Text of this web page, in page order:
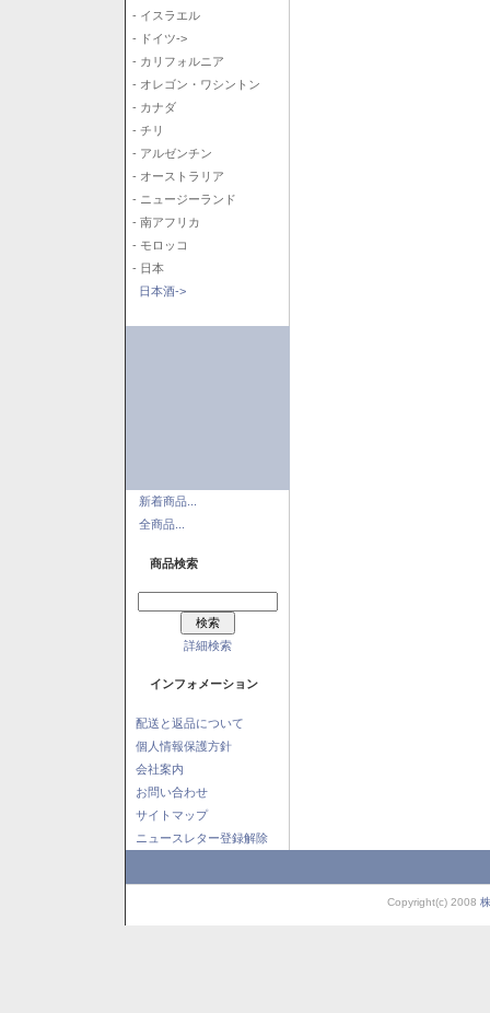
- イスラエル
- ドイツ->
- カリフォルニア
- オレゴン・ワシントン
- カナダ
- チリ
- アルゼンチン
- オーストラリア
- ニュージーランド
- 南アフリカ
- モロッコ
- 日本
日本酒->
新着商品...
全商品...
商品検索
詳細検索
インフォメーション
配送と返品について
個人情報保護方針
会社案内
お問い合わせ
サイトマップ
ニュースレター登録解除
Copyright(c) 2008